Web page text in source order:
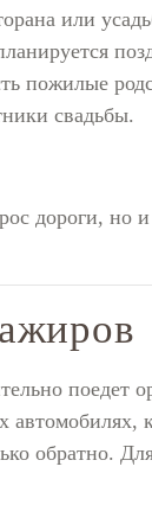
или
пожилые
свадьбы.
дороги, но
поедет
обратно.